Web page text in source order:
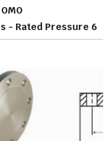
- Rated Pressure 6